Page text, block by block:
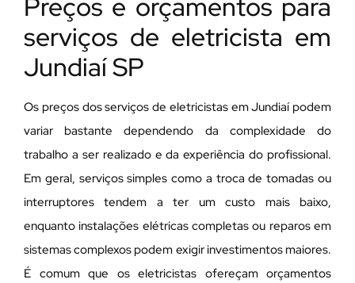
serviços de eletricista em
Jundiaí SP
Os preços dos serviços de eletricistas em Jundiaí podem
variar bastante dependendo da complexidade do
trabalho a ser realizado e da experiência do profissional.
Em geral, serviços simples como a troca de tomadas ou
interruptores tendem a ter um custo mais baixo,
enquanto instalações elétricas completas ou reparos em
sistemas complexos podem exigir investimentos maiores.
É comum que os eletricistas ofereçam orçamentos